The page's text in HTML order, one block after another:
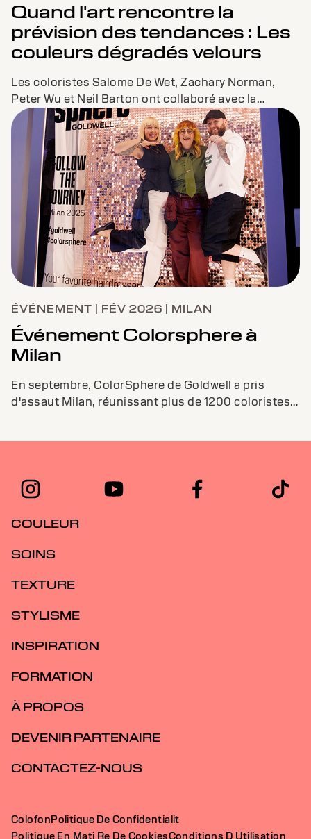
Quand l'art rencontre la
prévision des tendances : Les
couleurs dégradés velours
Les coloristes Salome De Wet, Zachary Norman,
Peter Wu et Neil Barton ont collaboré avec la
prévisionniste de renom Jane Boddy afin de créer
conjointement une nouvelle palette de couleurs et
des looks incontournables destinés à inspirer les
coloristes du monde entier.
Événement Colorsphere à
Milan
En septembre, ColorSphere de Goldwell a pris
d'assaut Milan, réunissant plus de 1200 coloristes,
ÉVÉNEMENT | FÉV 2026 | MILAN
COULEUR
SOINS
TEXTURE
STYLISME
INSPIRATION
FORMATION
À PROPOS
DEVENIR PARTENAIRE
CONTACTEZ-NOUS
ColofonPolitique De Confidentialit
Politique En Mati Re De CookiesConditions D Utilisation